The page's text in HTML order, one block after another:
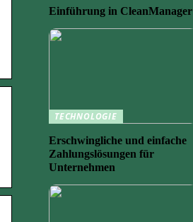
Einführung in CleanManager
TECHNOLOGIE
Erschwingliche und einfache
Zahlungslösungen für
Unternehmen